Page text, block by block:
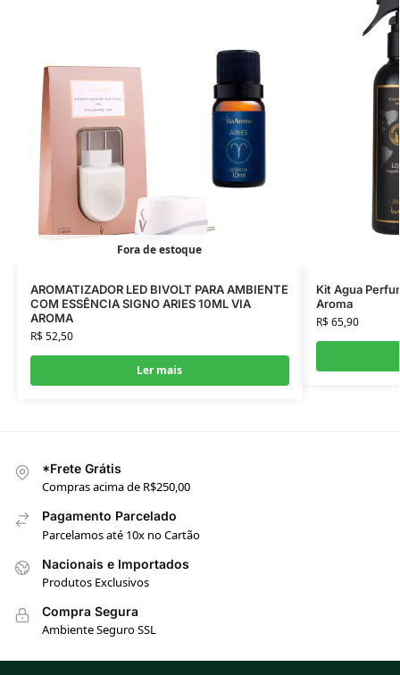
Fora de estoque
AROMATIZADOR LED BIVOLT PARA AMBIENTE
COM ESSÊNCIA SIGNO ARIES 10ML VIA
AROMA
R$52,50
Ler mais
Kit Agua
Aroma
R$65,90
*Frete Grátis
Compras acima de R$250,00
Pagamento Parcelado
Parcelamos até 10x no Cartão
Nacionais e Importados
Produtos Exclusivos
Compra Segura
Ambiente Seguro SSL